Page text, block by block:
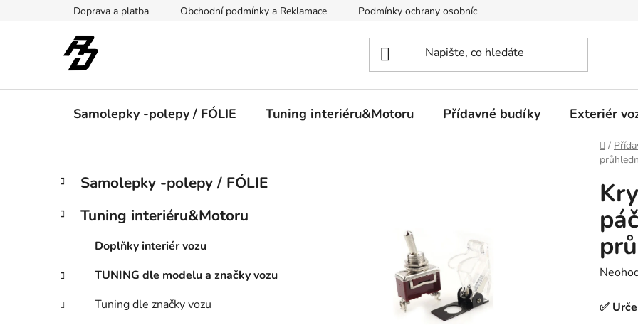
Doprava a platba Obchodní podmínky a Reklamace Podmínky ochrany osobních údajů
Samolepky -polepy / FÓLIE Tuning interiéru&Motoru Přídavné budíky Exteriér
Domů
/
P
s
a
n
n
Přeskočit
kategorie
K
a
e
i
e
Samolepky -polepy / FÓLIE
Tuning interiéru&Motoru
Doplňky interiér vozu
TUNING dle modelu a značky vozu
Tuning dle značky vozu
✅